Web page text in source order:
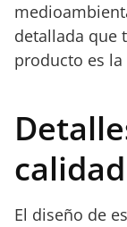
detallada que
producto es
El diseño de